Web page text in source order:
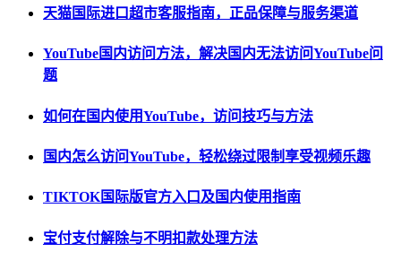
天猫国际进口超市客服指南，正品保障与服务渠道
YouTube国内访问方法，解决国内无法访问YouTube问
题
如何在国内使用YouTube，访问技巧与方法
国内怎么访问YouTube，轻松绕过限制享受视频乐趣
TIKTOK国际版官方入口及国内使用指南
宝付支付解除与不明扣款处理方法